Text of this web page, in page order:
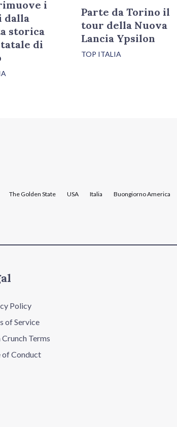
i
dalla
storica
di
Parte da Torino il
tour della Nuova
Lancia Ypsilon
TOP ITALIA
The Golden State USA Italia Buongiorno America
Policy
of Service
Crunch Terms
of Conduct